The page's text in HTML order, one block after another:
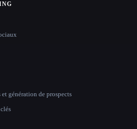
génération de prospects